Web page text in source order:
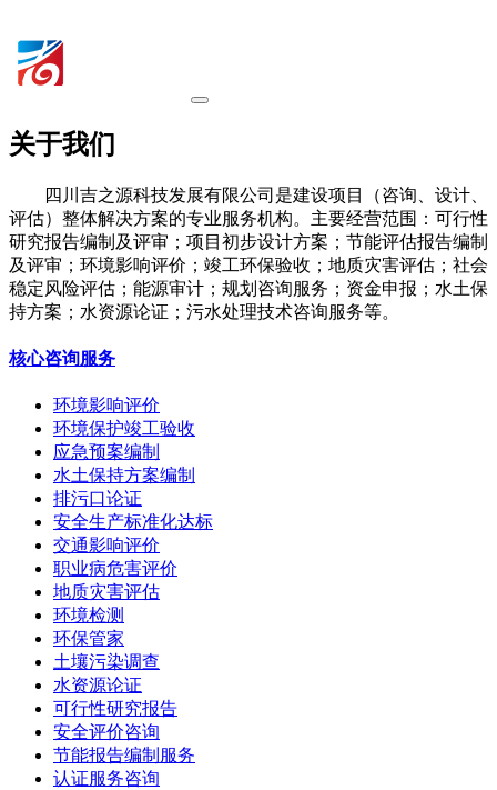
关于我们
四川吉之源科技发展有限公司是建设项目（咨询、设计、
评估）整体解决方案的专业服务机构。主要经营范围：可行性
研究报告编制及评审；项目初步设计方案；节能评估报告编制
及评审；环境影响评价；竣工环保验收；地质灾害评估；社会
稳定风险评估；能源审计；规划咨询服务；资金申报；水土保
持方案；水资源论证；污水处理技术咨询服务等。
核心咨询服务
环境影响评价
环境保护竣工验收
应急预案编制
水土保持方案编制
排污口论证
安全生产标准化达标
交通影响评价
职业病危害评价
地质灾害评估
环境检测
环保管家
土壤污染调查
水资源论证
可行性研究报告
安全评价咨询
节能报告编制服务
认证服务咨询